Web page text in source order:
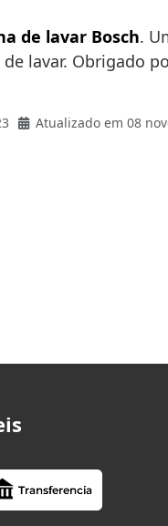
de lavar Bosch.
lavar. Obrigado
Atualizado em 08